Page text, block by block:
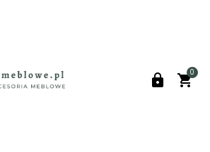
 
0